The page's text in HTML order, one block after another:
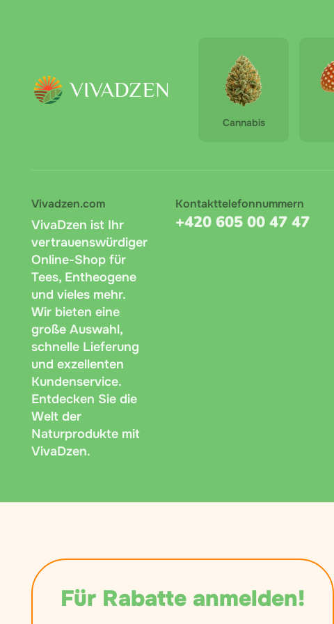
Cannabis
Vivadzen.com
VivaDzen ist Ihr
vertrauenswürdiger
Online-Shop für
Tees, Entheogene
und vieles mehr.
Wir bieten eine
große Auswahl,
schnelle Lieferung
und exzellenten
Kundenservice.
Entdecken Sie die
Welt der
Naturprodukte mit
VivaDzen.
Kontakttelefonnummern
+420 605 00 47 47
Für Rabatte anmelden!